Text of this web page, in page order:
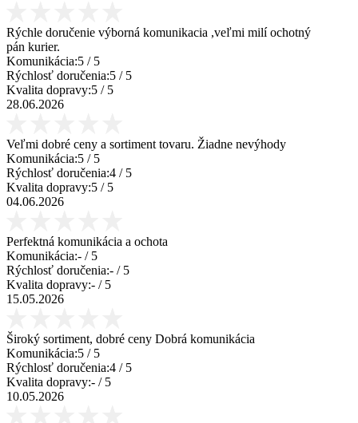
Rýchle doručenie výborná komunikacia ,veľmi milí ochotný
pán kurier.
Komunikácia:5 / 5
Rýchlosť doručenia:5 / 5
Kvalita dopravy:5 / 5
28.06.2026
Veľmi dobré ceny a sortiment tovaru. Žiadne nevýhody
Komunikácia:5 / 5
Rýchlosť doručenia:4 / 5
Kvalita dopravy:5 / 5
04.06.2026
Perfektná komunikácia a ochota
Komunikácia:- / 5
Rýchlosť doručenia:- / 5
Kvalita dopravy:- / 5
15.05.2026
Široký sortiment, dobré ceny Dobrá komunikácia
Komunikácia:5 / 5
Rýchlosť doručenia:4 / 5
Kvalita dopravy:- / 5
10.05.2026